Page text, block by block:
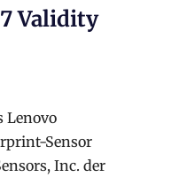
Validity
Lenovo
Sensor
Inc. der